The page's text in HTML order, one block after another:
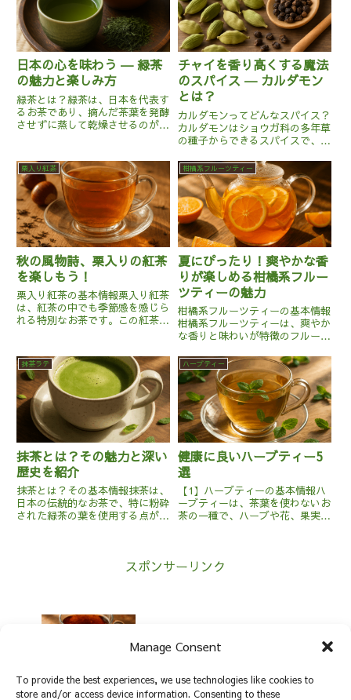
Manage Consent
To provide the best experiences, we use technologies like cookies to
store and/or access device information. Consenting to these
日本の心を味わう ― 緑茶
の魅力と楽しみ方
緑茶とは？緑茶は、日本を代表す
るお茶であり、摘んだ茶葉を発酵
させずに蒸して乾燥させるのが特
っかりと残り、世界中
で“Japanese Green Tea”と
して親しまれています。緑茶...
チャイを香り高くする魔法
のスパイス ― カルダモン
とは？
カルダモンってどんなスパイス？
カルダモンはショウガ科の多年草
の種子からできるスパイスで、
芳香が強く、上品で爽やかな甘さ
を持っています。インドではチャ
イに欠かせない存在であり、カレ
ーやスイーツ、さらには中東のお
菓...
栗入り紅茶
秋の風物詩、栗入りの紅茶
を楽しもう！
栗入り紅茶の基本情報栗入り紅茶
は、紅茶の中でも季節感を感じら
れる特別なお茶です。この紅茶
す。紅茶の種類としては、アッサ
ムやダージリンといったブラック
ティーが使われることが多いです
が...
柑橘系フルーツティー
夏にぴったり！爽やかな香
りが楽しめる柑橘系フルー
ツティーの魅力
柑橘系フルーツティーの基本情報
柑橘系フルーツティーは、爽やか
な香りと味わいが特徴のフルーツ
は、オレンジ、レモン、グレープ
フルーツなどの柑橘類をブレンド
することで作られます。ベースと
なる茶葉は、紅茶や緑茶、ハーブ
テ...
抹茶ラテ
抹茶とは？その魅力と深い
歴史を紹介
抹茶とは？その基本情報抹茶は、
日本の伝統的なお茶で、特に粉砕
された緑茶の葉を使用する点が特
ィルを増やし、鮮やかな緑色と甘
ハーブティー
健康に良いハーブティー5
選
【1】ハーブティーの基本情報ハ
ーブティーは、茶葉を使わないお
茶の一種で、ハーブや花、果実な
ス、エキナセアなどが有名です。
スポンサーリンク
スティーの効能とおすすめブランド